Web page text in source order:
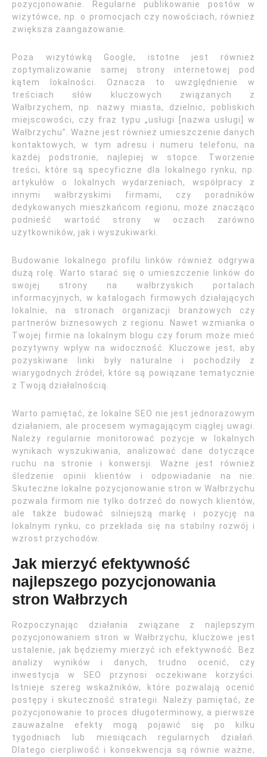
pozycjonowanie. Regularne publikowanie postów w
wizytówce, np. o promocjach czy nowościach, również
zwiększa zaangażowanie.
Poza wizytówką Google, istotne jest również
zoptymalizowanie samej strony internetowej pod
kątem lokalności. Oznacza to uwzględnienie w
treściach słów kluczowych związanych z
Wałbrzychem, np. nazwy miasta, dzielnic, pobliskich
miejscowości, czy fraz typu „usługi [nazwa usługi] w
Wałbrzychu”. Ważne jest również umieszczenie danych
kontaktowych, w tym adresu i numeru telefonu, na
każdej podstronie, najlepiej w stopce. Tworzenie
treści, które są specyficzne dla lokalnego rynku, np.
artykułów o lokalnych wydarzeniach, współpracy z
innymi wałbrzyskimi firmami, czy poradników
dedykowanych mieszkańcom regionu, może znacząco
podnieść wartość strony w oczach zarówno
użytkowników, jak i wyszukiwarki.
Budowanie lokalnego profilu linków również odgrywa
dużą rolę. Warto starać się o umieszczenie linków do
swojej strony na wałbrzyskich portalach
informacyjnych, w katalogach firmowych działających
lokalnie, na stronach organizacji branżowych czy
partnerów biznesowych z regionu. Nawet wzmianka o
Twojej firmie na lokalnym blogu czy forum może mieć
pozytywny wpływ na widoczność. Kluczowe jest, aby
pozyskiwane linki były naturalne i pochodziły z
wiarygodnych źródeł, które są powiązane tematycznie
z Twoją działalnością.
Warto pamiętać, że lokalne SEO nie jest jednorazowym
działaniem, ale procesem wymagającym ciągłej uwagi.
Należy regularnie monitorować pozycje w lokalnych
wynikach wyszukiwania, analizować dane dotyczące
ruchu na stronie i konwersji. Ważne jest również
śledzenie opinii klientów i odpowiadanie na nie.
Skuteczne lokalne pozycjonowanie stron w Wałbrzychu
pozwala firmom nie tylko dotrzeć do nowych klientów,
ale także budować silniejszą markę i pozycję na
lokalnym rynku, co przekłada się na stabilny rozwój i
wzrost przychodów.
Jak mierzyć efektywność
najlepszego pozycjonowania
stron Wałbrzych
Rozpoczynając działania związane z najlepszym
pozycjonowaniem stron w Wałbrzychu, kluczowe jest
ustalenie, jak będziemy mierzyć ich efektywność. Bez
analizy wyników i danych, trudno ocenić, czy
inwestycja w SEO przynosi oczekiwane korzyści.
Istnieje szereg wskaźników, które pozwalają ocenić
postępy i skuteczność strategii. Należy pamiętać, że
pozycjonowanie to proces długoterminowy, a pierwsze
zauważalne efekty mogą pojawić się po kilku
tygodniach lub miesiącach regularnych działań.
Dlatego cierpliwość i konsekwencja są równie ważne,